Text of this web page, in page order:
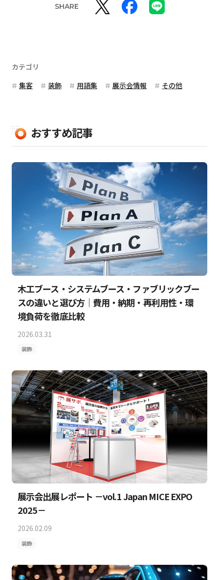
SHARE
カテゴリ
集客
装飾 用語集 展示会情報 その他
おすすめ記事
木工ブース・システムブース・ファブリックブー
スの違いと選び方｜費用・納期・再利用性・環
境負荷を徹底比較
2026.03.31
装飾
展示会出展レポート －vol.1 Japan MICE EXPO
2025－
2026.02.09
装飾